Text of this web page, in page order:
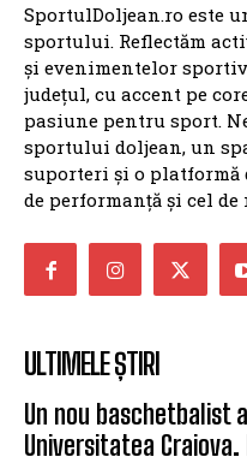
SportulDoljean.ro este
sportului. Reflectăm
și evenimentelor
județul, cu accent pe
pasiune pentru sport.
sportului doljean, un
suporteri și o platformă
de performanță și cel de
ULTIMELE ȘTIRI
Un nou baschetbalist
Universitatea Craiova.